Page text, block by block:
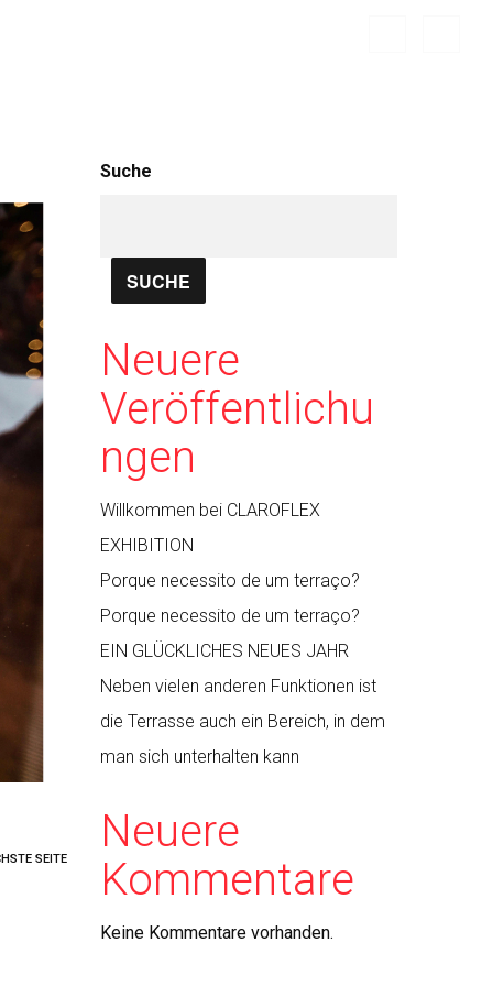
SEITE
Suche
SUCHE
Neuere
Veröffentlichu
ngen
Willkommen bei CLAROFLEX
EXHIBITION
Porque necessito de um terraço?
Porque necessito de um terraço?
EIN GLÜCKLICHES NEUES JAHR
Neben vielen anderen Funktionen ist
die Terrasse auch ein Bereich, in dem
man sich unterhalten kann
Neuere
Kommentare
Keine Kommentare vorhanden.